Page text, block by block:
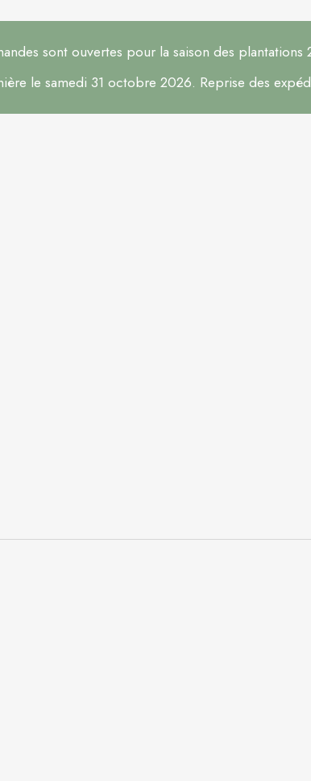
sont ouvertes pour la saison des
le samedi 31 octobre 2026. Reprise des